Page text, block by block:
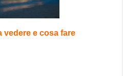
vedere e cosa fare